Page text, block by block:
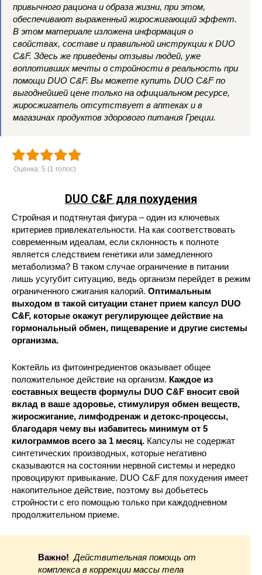
привычного рациона и образа жизни, при этом,
обеспечивают выраженный жиросжигающий эффект.
В этом материале изложена информация о
свойствах, составе и правильной инструкции к DUO
C&F. Здесь же приведены отзывы людей, уже
воплотивших мечты о стройности в реальность при
помощи DUO C&F. Вы можете купить DUO C&F по
выгоднейшей цене только на официальном ресурсе,
жиросжигатель отсутствует в аптеках и в
магазинах продуктов здорового питания Греции.
Оценка: 5 (1 голос)
DUO C&F для похудения
Стройная и подтянутая фигура – один из ключевых
критериев привлекательности. На как соответствовать
современным идеалам, если склонность к полноте
является следствием генетики или замедленного
метаболизма? В таком случае ограничение в питании
лишь усугубит ситуацию, ведь организм перейдет в режим
ограниченного сжигания калорий. Оптимальным
выходом в такой ситуации станет прием капсул DUO
C&F, которые окажут регулирующее действие на
гормональный обмен, пищеварение и другие системы
организма.
Коктейль из фитоингредиентов оказывает общее
положительное действие на организм. Каждое из
составных веществ формулы DUO C&F вносит свой
вклад в ваше здоровье, стимулируя обмен веществ,
жиросжигание, лимфодренаж и детокс-процессы,
благодаря чему вы избавитесь минимум от 5
килограммов всего за 1 месяц. Капсулы не содержат
синтетических производных, которые негативно
сказываются на состоянии нервной системы и нередко
провоцируют привыкание. DUO C&F для похудения имеет
накопительное действие, поэтому вы добьетесь
стройности с его помощью только при каждодневном
продолжительном приеме.
Важно! Действительная помощь от
комплекса в коррекции массы тела